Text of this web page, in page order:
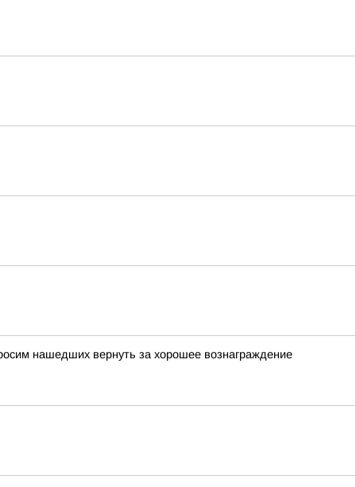
нашедших вернуть за хорошее вознаграждение